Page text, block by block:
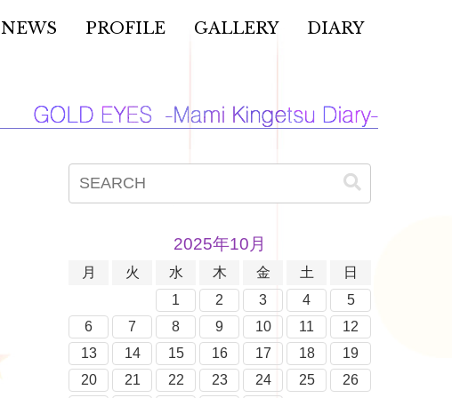
NEWS PROFILE GALLERY DIARY
2025年10月
月 火 水 木 金 土
日
1
2 3 4
5
6
7 8 9 10 11
12
13
14 15 16 17 18
19
20
21 22 23 24 25 26